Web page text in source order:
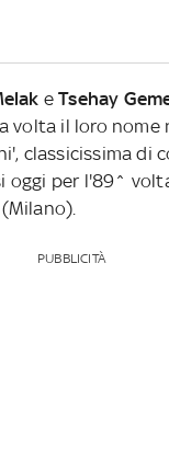
eTsehay
volta il loro nome
classicissima di
oggi per l'89^
PUBBLICITÀ